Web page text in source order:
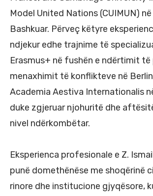
Model United Nations (CUIMUN)
Bashkuar. Përveç këtyre
ndjekur edhe trajnime të
Erasmus+ në fushën e ndërtimit të
menaxhimit të konflikteve në
Academia Aestiva Internationalis
duke zgjeruar njohuritë dhe
nivel ndërkombëtar.
Eksperienca profesionale e Z.
punë domethënëse me shoqërinë
rinore dhe institucione gjyqësore,